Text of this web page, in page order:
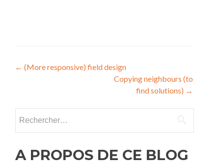
Navigation
l’article
← (More responsive) field design
Copying neighbours (to
find solutions) →
A PROPOS DE CE BLOG